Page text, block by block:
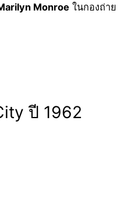
Monroe ในกองถ่าย
ปี 1962